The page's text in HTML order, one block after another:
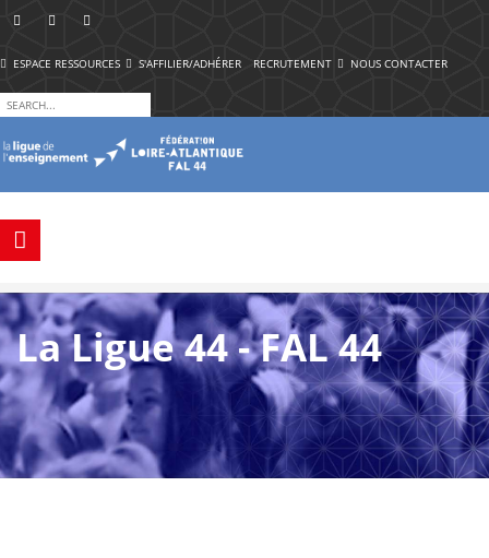
ESPACE RESSOURCES S'AFFILIER/ADHÉRER RECRUTEMENT NOUS CONTACTER
La Ligue 44 - FAL 44